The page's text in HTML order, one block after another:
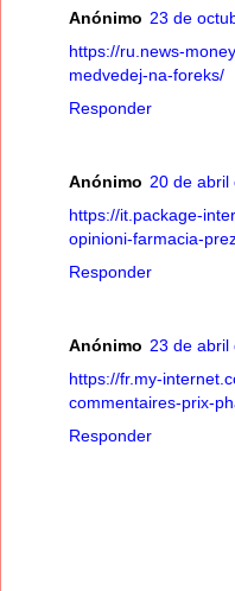
Anónimo 23 de
https://ru.news-
medvedej-na-foreks/
Responder
Anónimo 20 de abril
https://it.package-
opinioni-farmacia-
Responder
Anónimo 23 de abril
https://fr.my-
commentaires-prix-
Responder